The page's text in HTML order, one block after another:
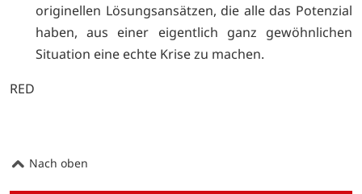
originellen Lösungsansätzen, die alle das Potenzial
haben, aus einer eigentlich ganz gewöhnlichen
Situation eine echte Krise zu machen.
RED
Nach oben